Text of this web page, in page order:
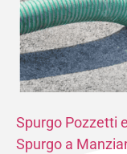
Spurgo Pozzetti
Spurgo a